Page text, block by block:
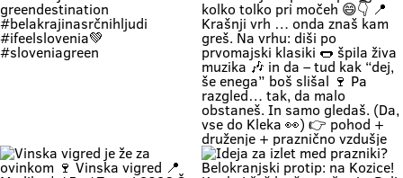
and soaking up the authentic
warmth of Bela Krajina, completely
forgetting your phone exists for
the entire afternoon. 🌿 Relaxing
by the Kolpa River is a true
Weather: a hot weekend is on the
way 👉 Time: warm May days (the
nisi vidu že 5 let, pa muzika je fina,
pa vino je vrhunsko! 👉 vino
najboljših belokranjskih vinarjev
👉 Vinski plac z vodenimi
degustacijami 👉 muzika, hrana in
originalna belokranjska prireditev
👉 metliški plac kak more bit, živ
in poln Če hočeš doživet Belo
krajino takšno, kot je zares —
prideš na Vigred. Za en večer.
Ostaneš pa še malo dlje. 😌🍇 Se
vidimo v Metliki! 🎥 Zavod za
turizem, kulturo, šport in mladino
Metlika #belakrajina #vinskavigred
Če zapreš oči, znaš ki si. Duma 💚
Soundtrack Bele krajine v maju.
🔥 1. MAJ PO BELOKRANJSKO 🔥
Če boš noč na prvi maj preživu na